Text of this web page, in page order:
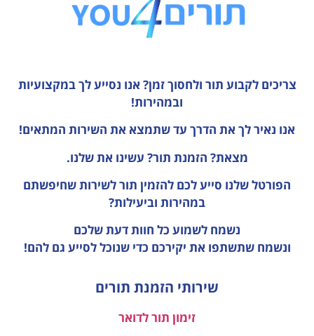
צריכים לקבוע תור ולחסוך זמן? אנו נסייע לך במקצועיות
ובמהירות!
אנו נאיר לך את הדרך עד שתמצא את השירות המתאים!
מצאת? הזמנת תור? עשינו את שלנו.
הפורטל שלנו סייע לכם להזמין תור לשירות שחיפשתם
במהירות וביעילות?
נשמח לשמוע כל חוות דעתשלכם
ונשמח שתשתפו את יקירכם כדי שנוכל לסייע גם להם!
שירותי הזמנת תורים
זימון תור לדואר